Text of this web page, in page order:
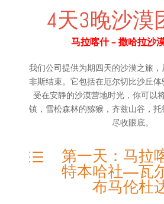
4天3晚沙漠
马拉喀什– 撒哈拉沙
我们公司提供为期四天的沙漠之旅
非斯结束。它包括在厄尔切比沙丘
受在安静的沙漠营地时光，你可以
镇，雪松森林的猕猴，齐兹山谷，
尽收眼底。
d
第一天：马拉
特本哈社—瓦
布马伦杜